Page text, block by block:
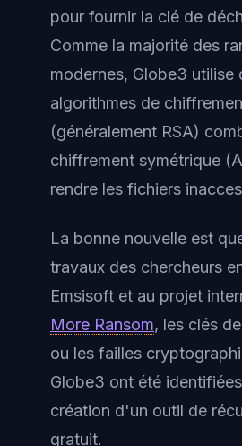
pour fournir la clé de
Comme la majorité des
modernes, Globe3 utilise
algorithmes de
(généralement RSA)
chiffrement symétrique
rendre les fichiers
La bonne nouvelle est
travaux des chercheurs
Emsisoft et au projet
More Ransom, les clés
ou les failles
Globe3 ont été
création d'un outil de
gratuit.